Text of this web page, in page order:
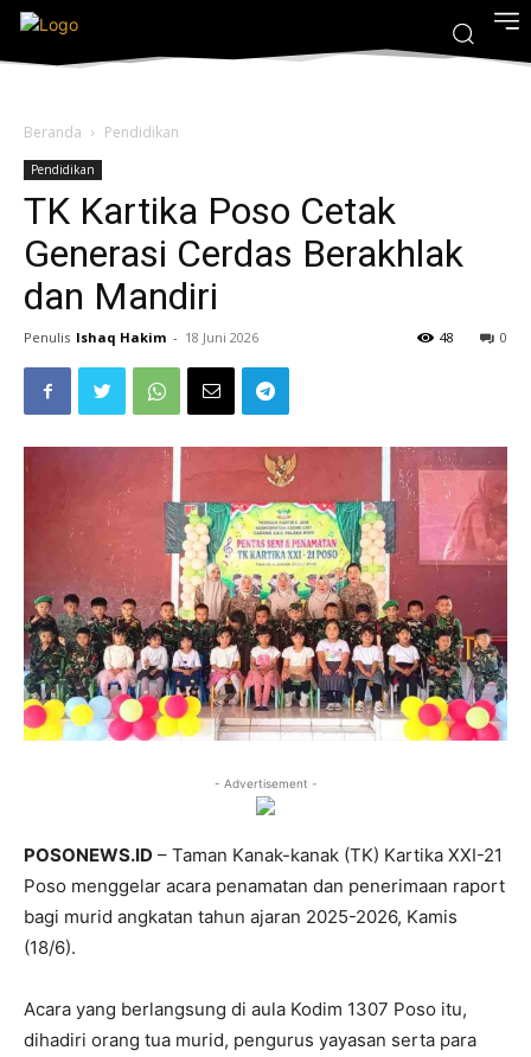
Beranda Pendidikan
Pendidikan
TK Kartika Poso Cetak
Generasi Cerdas Berakhlak
dan Mandiri
Penulis Ishaq Hakim - 18 Juni 2026 0
48
- Advertisement -
POSONEWS.ID – Taman Kanak-kanak (TK) Kartika XXI-21
Poso menggelar acara penamatan dan penerimaan raport
bagi murid angkatan tahun ajaran 2025-2026, Kamis
(18/6).
Acara yang berlangsung di aula Kodim 1307 Poso itu,
dihadiri orang tua murid, pengurus yayasan serta para